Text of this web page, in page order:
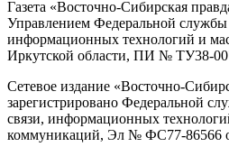
Газета «Восточно-Сибирская
Управлением Федеральной службы
информационных технологий и
Иркутской области, ПИ № ТУ38-
Сетевое издание «Восточно-
зарегистрировано Федеральной
связи, информационных
коммуникаций, Эл № ФС77-86566